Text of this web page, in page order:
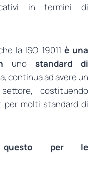
in termini di
la ISO 19011 è una
uno standard di
continua ad avere un
costituendo
per molti standard di
questo per le